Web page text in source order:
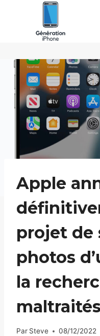
Apple
projet de
photos
la
Par Steve 08/12/2022